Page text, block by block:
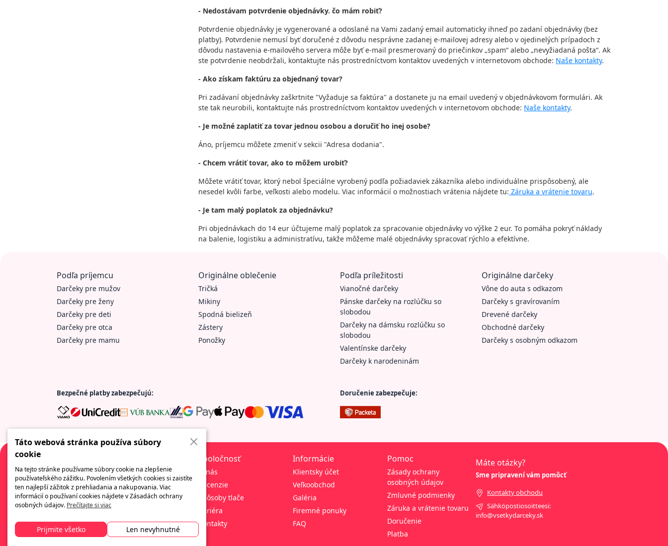
- Nedostávam potvrdenie objednávky. čo mám robiť?
Potvrdenie objednávky je vygenerované a odoslané na Vami zadaný email automaticky ihneď po zadaní objednávky (bez
platby). Potvrdenie nemusí byť doručené z dôvodu nesprávne zadanej e-mailovej adresy alebo v ojedinelých prípadoch z
dôvodu nastavenia e-mailového servera môže byť e-mail presmerovaný do priečinkov „spam“ alebo „nevyžiadaná pošta“. Ak
ste potvrdenie neobdržali, kontaktujte nás prostredníctvom kontaktov uvedených v internetovom obchode: Naše kontakty.
- Ako získam faktúru za objednaný tovar?
Pri zadávaní objednávky zaškrtnite "Vyžaduje sa faktúra" a dostanete ju na email uvedený v objednávkovom formulári. Ak
ste tak neurobili, kontaktujte nás prostredníctvom kontaktov uvedených v internetovom obchode: Naše kontakty.
- Je možné zaplatiť za tovar jednou osobou a doručiť ho inej osobe?
Áno, príjemcu môžete zmeniť v sekcii "Adresa dodania".
- Chcem vrátiť tovar, ako to môžem urobiť?
Môžete vrátiť tovar, ktorý nebol špeciálne vyrobený podľa požiadaviek zákazníka alebo individuálne prispôsobený, ale
nesedel kvôli farbe, veľkosti alebo modelu. Viac informácií o možnostiach vrátenia nájdete tu: Záruka a vrátenie tovaru.
- Je tam malý poplatok za objednávku?
Pri objednávkach do 14 eur účtujeme malý poplatok za spracovanie objednávky vo výške 2 eur. To pomáha pokryť náklady
na balenie, logistiku a administratívu, takže môžeme malé objednávky spracovať rýchlo a efektívne.
Podľa príjemcu
Darčeky pre mužov
Darčeky pre ženy
Darčeky pre deti
Darčeky pre otca
Darčeky pre mamu
Originálne oblečenie
Tričká
Mikiny
Spodná bielizeň
Zástery
Ponožky
Podľa príležitosti
Vianočné darčeky
Pánske darčeky na rozlúčku so
slobodou
Darčeky na dámsku rozlúčku so
slobodou
Valentínske darčeky
Darčeky k narodeninám
Originálne darčeky
Vône do auta s odkazom
Darčeky s gravírovaním
Drevené darčeky
Obchodné darčeky
Darčeky s osobným odkazom
Bezpečné platby zabezpečujú: Doručenie zabezpečuje:
Spoločnosť ponúkajúca množstvo zábavných
a originálnych darčekov. Vždy tu nájdete
široký sortiment obchodných darčekov, veľký
profesionálny servis.
Spoločnosť
O nás
Recenzie
Spôsoby tlače
Kariéra
Kontakty
Informácie
Klientsky účet
Veľkoobchod
Galéria
Firemné ponuky
FAQ
Pomoc
Zásady ochrany
osobných údajov
Zmluvné podmienky
Záruka a vrátenie tovaru
Doručenie
Platba
Máte otázky?
Sme pripravení vám pomôcť
Kontakty obchodu
Sähköpostiosoitteesi:
info@vsetkydarceky.sk
Táto webová stránka používa súbory
cookie
Na tejto stránke používame súbory cookie na zlepšenie
používateľského zážitku. Povolením všetkých cookies si zaistíte
ten najlepší zážitok z prehliadania a nakupovania. Viac
informácií o používaní cookies nájdete v Zásadách ochrany
osobných údajov. Prečítajte si viac
Prijmite všetko Len nevyhnutné